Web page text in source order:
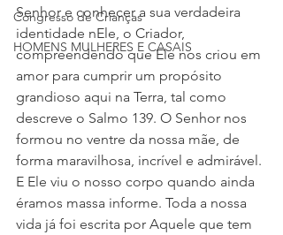
Congresso de Crianças
HOMENS MULHERES E CASAIS
Senhor e conhecer a sua verdadeira
identidade nEle, o Criador,
compreendendo que Ele nos criou em
amor para cumprir um propósito
grandioso aqui na Terra, tal como
descreve o Salmo 139. O Senhor nos
formou no ventre da nossa mãe, de
forma maravilhosa, incrível e admirável.
E Ele viu o nosso corpo quando ainda
éramos massa informe. Toda a nossa
vida já foi escrita por Aquele que tem